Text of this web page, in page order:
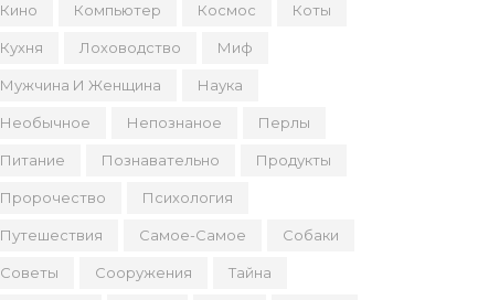
Кино Компьютер Космос Коты
Кухня Лоховодство Миф
Мужчина И Женщина Наука
Необычное Непознаное Перлы
Питание Познавательно Продукты
Пророчество Психология
Путешествия Самое-Самое Собаки
Советы Сооружения Тайна